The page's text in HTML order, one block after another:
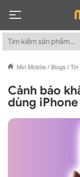
Min Mobile / Blogs / Tin
Cảnh báo
dùng